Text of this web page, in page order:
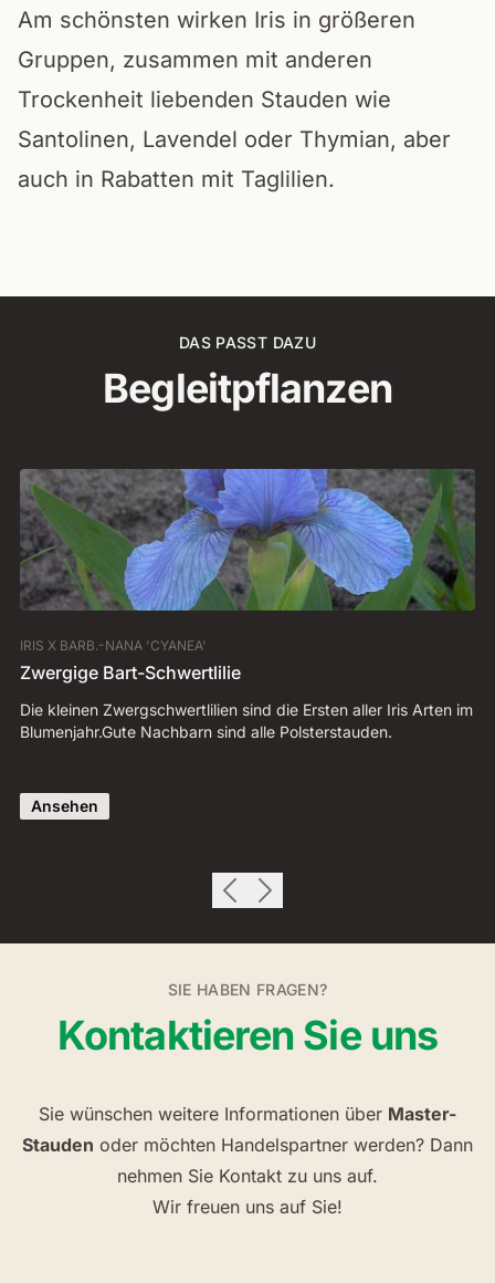
Am schönsten wirken Iris in größeren
Gruppen, zusammen mit anderen
Trockenheit liebenden Stauden wie
Santolinen, Lavendel oder Thymian, aber
auch in Rabatten mit Taglilien.
DAS PASST DAZU
Begleitpflanzen
IRIS X BARB.-NANA 'CYANEA'
Zwergige Bart-Schwertlilie
Die kleinen Zwergschwertlilien sind die Ersten aller Iris Arten im
Blumenjahr.Gute Nachbarn sind alle Polsterstauden.
Ansehen
SIE HABEN FRAGEN?
Kontaktieren Sie uns
Sie wünschen weitere Informationen über Master-
Stauden oder möchten Handelspartner werden? Dann
nehmen Sie Kontakt zu uns auf.
Wir freuen uns auf Sie!